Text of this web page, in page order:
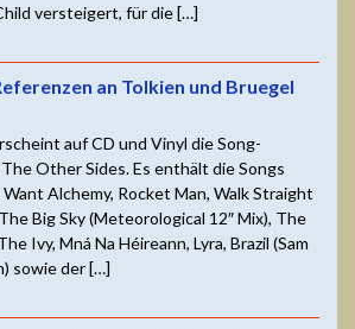
versteigert, für die […]
an Tolkien und Bruegel
auf CD und Vinyl die Song-
Other Sides. Es enthält die Songs
Alchemy, Rocket Man, Walk Straight
Big Sky (Meteorological 12″ Mix), The
Ivy, Mná Na Héireann, Lyra, Brazil (Sam
sowie der […]